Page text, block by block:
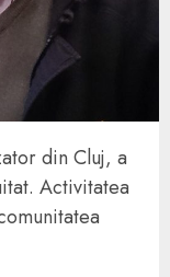
din Cluj, a
Activitatea